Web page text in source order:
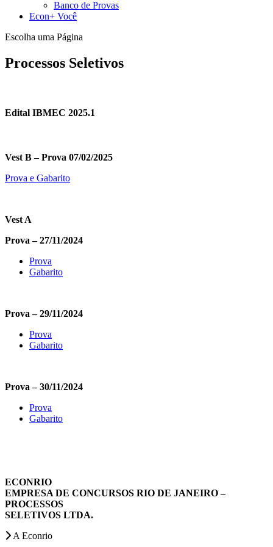
Banco de Provas
Econ+ Você
Escolha uma Página
Processos Seletivos
Edital IBMEC 2025.1
Vest B – Prova 07/02/2025
Prova e Gabarito
Vest A
Prova – 27/11/2024
Prova
Gabarito
Prova – 29/11/2024
Prova
Gabarito
Prova – 30/11/2024
Prova
Gabarito
ECONRIO
EMPRESA DE CONCURSOS RIO DE JANEIRO –
PROCESSOS
SELETIVOS LTDA.
A Econrio